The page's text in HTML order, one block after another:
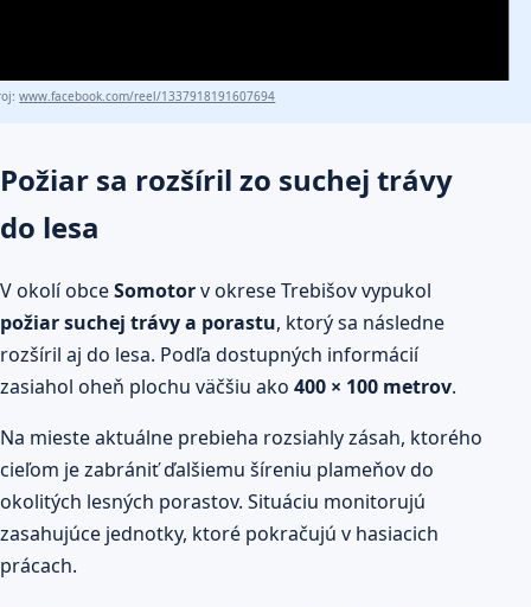
www.facebook.com/reel/1337918191607694
Požiar sa rozšíril zo suchej trávy
do lesa
V okolí obceSomotorv okrese Trebišov vypukol
požiar suchej trávy a porastu, ktorý sa následne
rozšíril aj do lesa. Podľa dostupných informácií
zasiahol oheň plochu väčšiu ako 400 × 100 metrov.
Na mieste aktuálne prebieha rozsiahly zásah, ktorého
cieľom je zabrániť ďalšiemu šíreniu plameňov do
okolitých lesných porastov. Situáciu monitorujú
zasahujúce jednotky, ktoré pokračujú v hasiacich
prácach.